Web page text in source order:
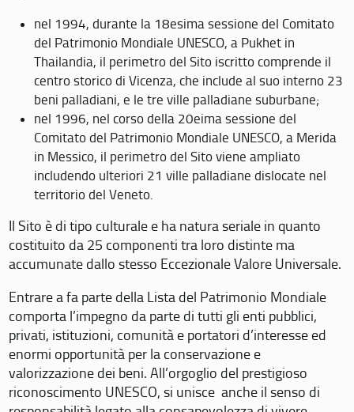
nel 1994, durante la 18esima sessione del Comitato
del Patrimonio Mondiale UNESCO, a Pukhet in
Thailandia, il perimetro del Sito iscritto comprende il
centro storico di Vicenza, che include al suo interno 23
beni palladiani, e le tre ville palladiane suburbane;
nel 1996, nel corso della 20eima sessione del
Comitato del Patrimonio Mondiale UNESCO, a Merida
in Messico, il perimetro del Sito viene ampliato
includendo ulteriori 21 ville palladiane dislocate nel
territorio del Veneto.
Il Sito è di tipo culturale e ha natura seriale in quanto
costituito da 25 componenti tra loro distinte ma
accumunate dallo stesso Eccezionale Valore Universale.
Entrare a fa parte della Lista del Patrimonio Mondiale
comporta l’impegno da parte di tutti gli enti pubblici,
privati, istituzioni, comunità e portatori d’interesse ed
enormi opportunità per la conservazione e
valorizzazione dei beni. All’orgoglio del prestigioso
riconoscimento UNESCO, si unisce anche il senso di